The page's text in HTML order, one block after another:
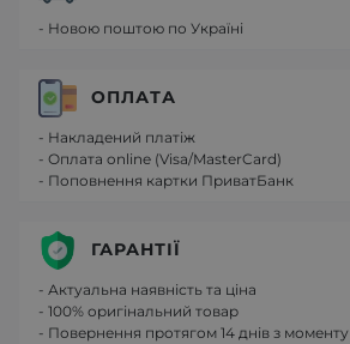
- Новою поштою по Україні
ОПЛАТА
- Накладений платіж
- Оплата online (Visa/MasterCard)
- Поповнення картки ПриватБанк
ГАРАНТІЇ
- Актуальна наявність та ціна
- 100% оригінальний товар
- Повернення протягом 14 днів з